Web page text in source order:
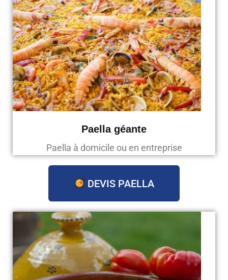
Paella géante
Paella à domicile ou en entreprise
DEVIS PAELLA